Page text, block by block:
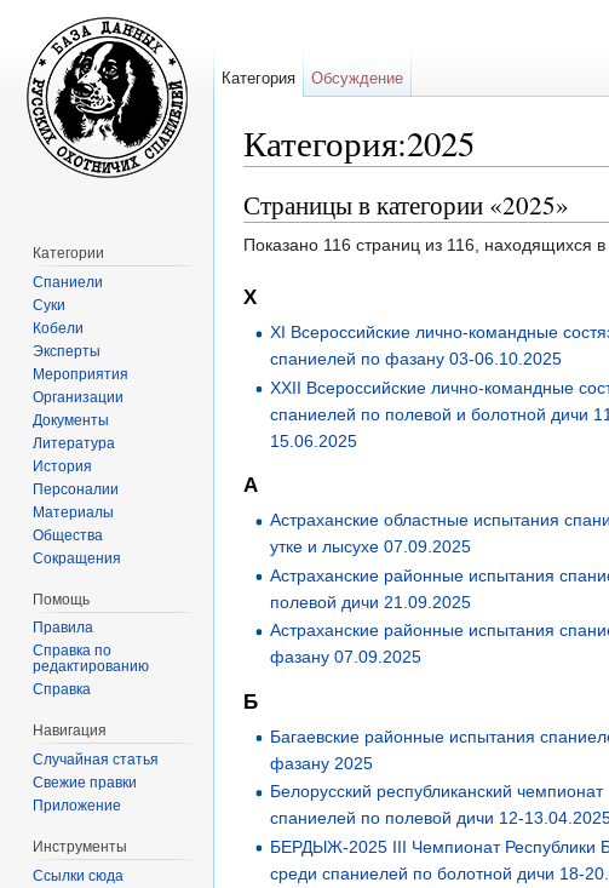
Категория:2025
Страницы в категории «2025»
Показано 116 страниц из 116, находящихся в
X
XI Всероссийские лично-командные
спаниелей по фазану 03-06.10.2025
XXII Всероссийские лично-командные
спаниелей по полевой и болотной дичи
15.06.2025
А
Астраханские областные испытания
утке и лысухе 07.09.2025
Астраханские районные испытания
полевой дичи 21.09.2025
Астраханские районные испытания
фазану 07.09.2025
Б
Багаевские районные испытания
фазану 2025
Белорусский республиканский чемпионат
спаниелей по полевой дичи 12-
БЕРДЫЖ-2025 III Чемпионат Республики
среди спаниелей по болотной дичи 18-
Категория Обсуждение
Категории
Спаниели
Суки
Кобели
Эксперты
Мероприятия
Организации
Документы
Литература
История
Персоналии
Материалы
Общества
Сокращения
Помощь
Правила
Справка по
редактированию
Справка
Навигация
Случайная статья
Свежие правки
Приложение
Инструменты
Ссылки сюда